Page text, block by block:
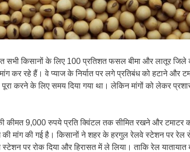
सभी किसानों के लिए 100 प्रतिशत फसल बीमा और लातूर जिले
कर रहे हैं। वे प्याज के निर्यात पर लगे प्रतिबंध को हटाने और
पूरा करने के लिए समय दिया गया था। लेकिन मांगों को लेकर
की कीमत 9,000 रुपये प्रति क्विंटल तक सीमित रखने और
की मांग की गई है। किसानों ने शहर के हरगुल रेलवे स्टेशन पर रेल
पर रोक दिया और हिरासत में ले लिया। ताकि रेल यातायात